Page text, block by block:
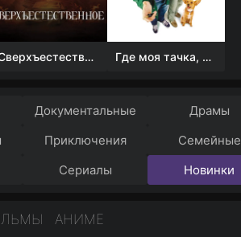
Сверхъестественное Где моя тачка, чувак?
Документальные
Драмы
Приключения
Семейные
Сериалы Новинки
АНИМЕ